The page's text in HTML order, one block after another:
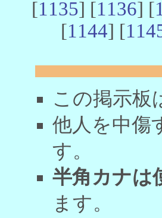
[1135] [1136] [
[1144] [
この掲示板
他人を中傷
す。
半角カナは
ます。